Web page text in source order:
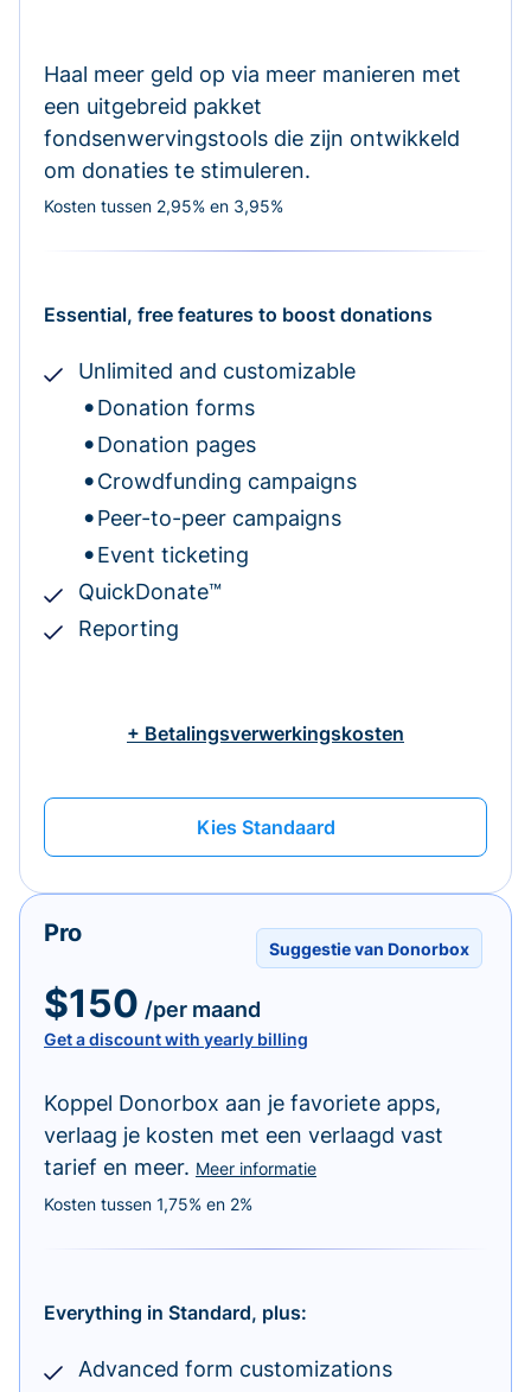
Haal meer geld op via meer manieren met
een uitgebreid pakket
fondsenwervingstools die zijn ontwikkeld
om donaties te stimuleren.
Kosten tussen 2,95% en 3,95%
Essential, free features to boost donations
Unlimited and customizable
Donation forms
Donation pages
Crowdfunding campaigns
Peer-to-peer campaigns
Event ticketing
QuickDonate™
Reporting
+ Betalingsverwerkingskosten
Kies Standaard
Suggestie van Donorbox
Pro
$150 /per maand
Get a discount with yearly billing
Koppel Donorbox aan je favoriete apps,
verlaag je kosten met een verlaagd vast
tarief en meer. Meer informatie
Kosten tussen 1,75% en 2%
Everything in Standard, plus:
Advanced form customizations